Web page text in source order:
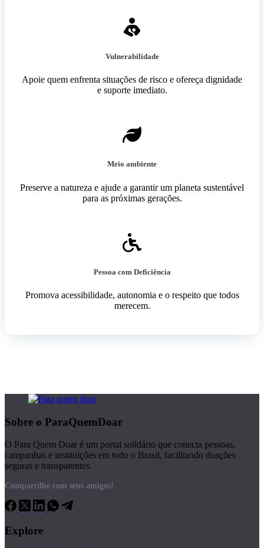
Vulnerabilidade
Apoie quem enfrenta situações de risco e ofereça dignidade
e suporte imediato.
Meio ambiente
Preserve a natureza e ajude a garantir um planeta sustentável
para as próximas gerações.
Pessoa com Deficiência
Promova acessibilidade, autonomia e o respeito que todos
merecem.
Sobre o ParaQuemDoar
O Para Quem Doar é um portal solidário que conecta pessoas,
campanhas e instituições em todo o Brasil, facilitando doações
seguras e transparentes.
Compartilhe com seus amigos!
Explore